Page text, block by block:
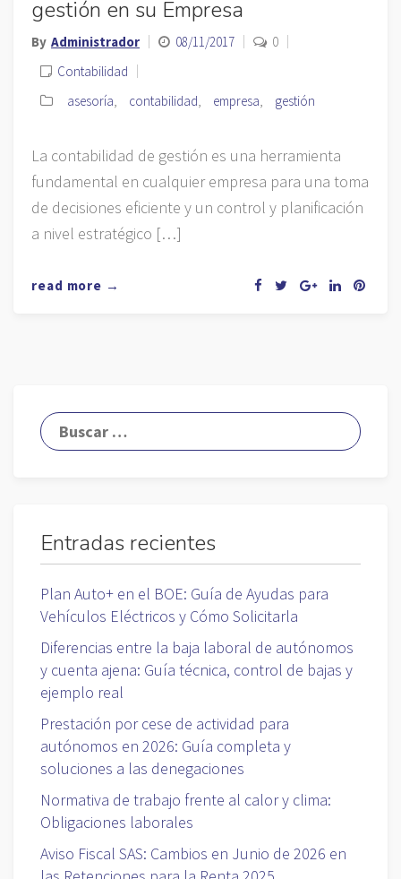
gestión en su Empresa
By Administrador 08/11/2017
0
Contabilidad
asesoría, contabilidad, empresa, gestión
La contabilidad de gestión es una herramienta
fundamental en cualquier empresa para una toma
de decisiones eficiente y un control y planificación
a nivel estratégico […]
read more →
Entradas recientes
Plan Auto+ en el BOE: Guía de Ayudas para
Vehículos Eléctricos y Cómo Solicitarla
Diferencias entre la baja laboral de autónomos
y cuenta ajena: Guía técnica, control de bajas y
ejemplo real
Prestación por cese de actividad para
autónomos en 2026: Guía completa y
soluciones a las denegaciones
Normativa de trabajo frente al calor y clima:
Obligaciones laborales
Aviso Fiscal SAS: Cambios en Junio de 2026 en